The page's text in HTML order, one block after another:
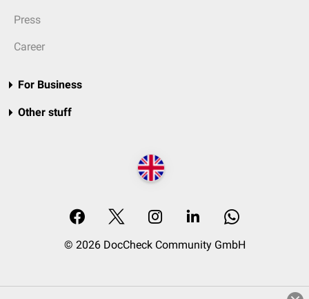
Press
Career
For Business
Other stuff
© 2026 DocCheck Community GmbH